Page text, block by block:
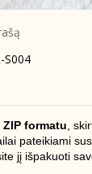
S004
formatu ,
pateikiami
jį išpakuoti